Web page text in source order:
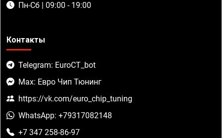
Пн-Сб | 09:00 - 19:00
Контакты
Telegram: EuroCT_bot
Max: Евро Чип Тюнинг
https://vk.com/euro_chip_tuning
WhatsApp: +79317082148
+7 347 258-86-97